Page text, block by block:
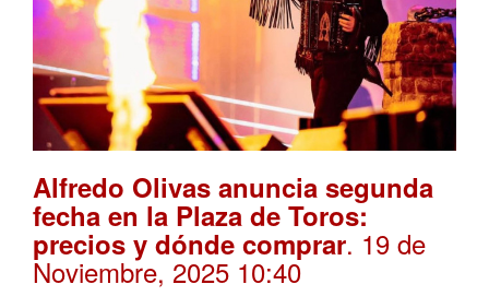
Alfredo Olivas anuncia segunda
fecha en la Plaza de Toros:
precios y dónde comprar. 19 de
Noviembre, 2025 10:40